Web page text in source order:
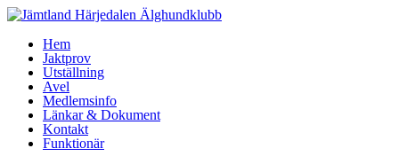
Hem
Jaktprov
Utställning
Avel
Medlemsinfo
Länkar & Dokument
Kontakt
Funktionär